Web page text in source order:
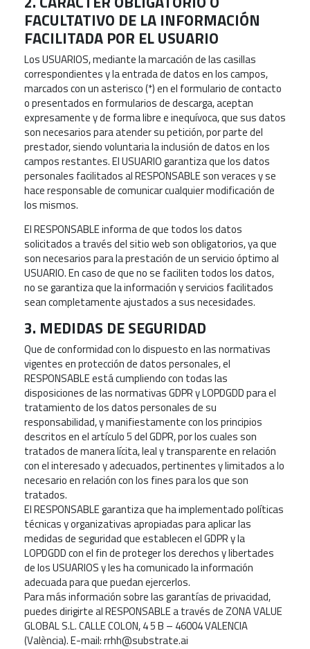
FACULTATIVO DE LA INFORMACIÓN
FACILITADA POR EL USUARIO
Los USUARIOS, mediante la marcación de las casillas
correspondientes y la entrada de datos en los campos,
marcados con un asterisco (*) en el formulario de contacto
o presentados en formularios de descarga, aceptan
expresamente y de forma libre e inequívoca, que sus datos
son necesarios para atender su petición, por parte del
prestador, siendo voluntaria la inclusión de datos en los
campos restantes. El USUARIO garantiza que los datos
personales facilitados al RESPONSABLE son veraces y se
hace responsable de comunicar cualquier modificación de
los mismos.
El RESPONSABLE informa de que todos los datos
solicitados a través del sitio web son obligatorios, ya que
son necesarios para la prestación de un servicio óptimo al
USUARIO. En caso de que no se faciliten todos los datos,
no se garantiza que la información y servicios facilitados
sean completamente ajustados a sus necesidades.
3. MEDIDAS DE SEGURIDAD
Que de conformidad con lo dispuesto en las normativas
vigentes en protección de datos personales, el
RESPONSABLE está cumpliendo con todas las
disposiciones de las normativas GDPR y LOPDGDD para el
tratamiento de los datos personales de su
responsabilidad, y manifiestamente con los principios
descritos en el artículo 5 del GDPR, por los cuales son
tratados de manera lícita, leal y transparente en relación
con el interesado y adecuados, pertinentes y limitados a lo
necesario en relación con los fines para los que son
tratados.
El RESPONSABLE garantiza que ha implementado políticas
técnicas y organizativas apropiadas para aplicar las
medidas de seguridad que establecen el GDPR y la
LOPDGDD con el fin de proteger los derechos y libertades
de los USUARIOS y les ha comunicado la información
adecuada para que puedan ejercerlos.
Para más información sobre las garantías de privacidad,
puedes dirigirte al RESPONSABLE a través de ZONA VALUE
GLOBAL S.L. CALLE COLON, 4 5 B – 46004 VALENCIA
(València). E-mail: rrhh@substrate.ai